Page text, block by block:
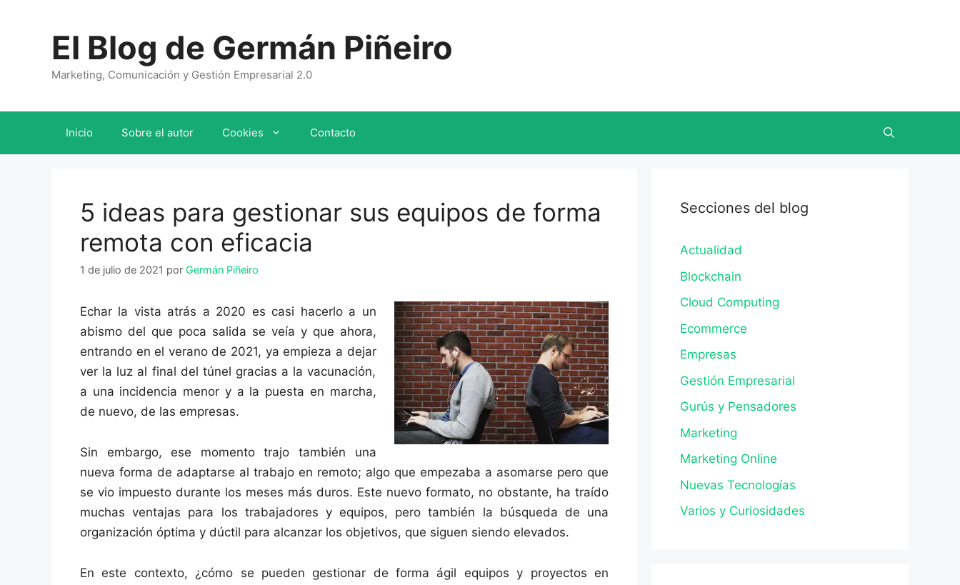
El Blog de Germán Piñeiro
Marketing, Comunicación y Gestión Empresarial 2.0
Inicio Sobre el autor Cookies Contacto
5 ideas para gestionar sus equipos de forma
remota con eficacia
1 de julio de 2021 por Germán Piñeiro
Echar la vista atrás a 2020 es casi hacerlo a un
abismo del que poca salida se veía y que ahora,
entrando en el verano de 2021, ya empieza a dejar
ver la luz al final del túnel gracias a la vacunación,
a una incidencia menor y a la puesta en marcha,
de nuevo, de las empresas.
Sin embargo, ese momento trajo también una
nueva forma de adaptarse al trabajo en remoto; algo que empezaba a asomarse pero que
se vio impuesto durante los meses más duros. Este nuevo formato, no obstante, ha traído
muchas ventajas para los trabajadores y equipos, pero también la búsqueda de una
organización óptima y dúctil para alcanzar los objetivos, que siguen siendo elevados.
En este contexto, ¿cómo se pueden gestionar de forma ágil equipos y proyectos en
Secciones del blog
Actualidad
Blockchain
Cloud Computing
Ecommerce
Empresas
Gestión Empresarial
Gurús y Pensadores
Marketing
Marketing Online
Nuevas Tecnologías
Varios y Curiosidades